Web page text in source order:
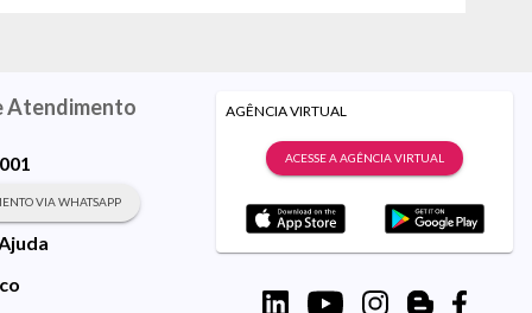
Atendimento
VIA WHATSAPP
AGÊNCIA VIRTUAL
ACESSE A AGÊNCIA VIRTUAL